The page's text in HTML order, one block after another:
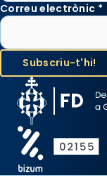
Correu electrònic *